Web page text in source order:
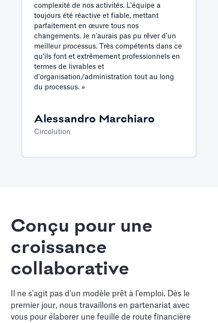
complexité de nos activités. L'équipe a
toujours été réactive et fiable, mettant
parfaitement en œuvre tous nos
changements. Je n'aurais pas pu rêver d'un
meilleur processus. Très compétents dans ce
qu'ils font et extrêmement professionnels en
termes de livrables et
d'organisation/administration tout au long
du processus. »
Alessandro Marchiaro
Circolution
Conçu pour une
croissance
collaborative
Il ne s'agit pas d'un modèle prêt à l'emploi. Dès le
premier jour, nous travaillons en partenariat avec
vous pour élaborer une feuille de route financière